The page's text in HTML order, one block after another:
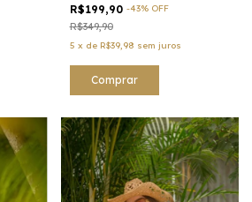
R$199,90 -43% OFF
R$349,90
5 x de R$39,98 sem juros
Comprar